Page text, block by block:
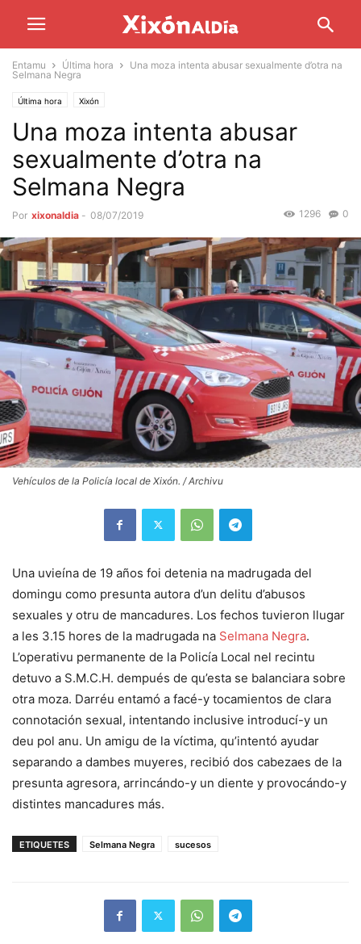
Entamu Última hora
Una moza intenta abusar sexualmente d’otra na
Selmana Negra
Última hora Xixón
Una moza intenta abusar
sexualmente d’otra na
Selmana Negra
Por xixonaldia - 08/07/2019 0
1296
Vehículos de la Policía local de Xixón. / Archivu
Una uvieína de 19 años foi detenia na madrugada del
domingu como presunta autora d’un delitu d’abusos
sexuales y otru de mancadures. Los fechos tuvieron llugar
a les 3.15 hores de la madrugada na Selmana Negra.
L’operativu permanente de la Policía Local nel recintu
detuvo a S.M.C.H. dempués de qu’esta se balanciara sobre
otra moza. Darréu entamó a facé-y tocamientos de clara
connotación sexual, intentando inclusive introducí-y un
deu pol anu. Un amigu de la víctima, qu’intentó ayudar
separando a dambes muyeres, recibió dos cabezaes de la
presunta agresora, arrincándo-y un diente y provocándo-y
distintes mancadures más.
ETIQUETES Selmana Negra sucesos